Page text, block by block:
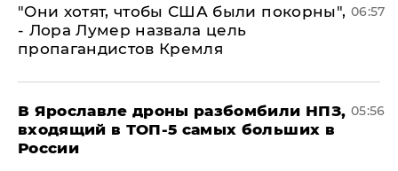
"Они хотят, чтобы США были покорны",
- Лора Лумер назвала цель
пропагандистов Кремля
06:57
В Ярославле дроны разбомбили НПЗ,
входящий в ТОП-5 самых больших в
России
05:56